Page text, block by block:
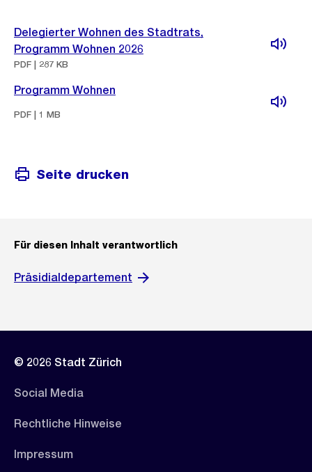
Delegierter Wohnen des Stadtrats,
Programm Wohnen 2026
PDF | 287 KB
Programm Wohnen
PDF | 1 MB
Seite drucken
Für diesen Inhalt verantwortlich
Präsidialdepartement
© 2026 Stadt Zürich
Social Media
Rechtliche Hinweise
Impressum